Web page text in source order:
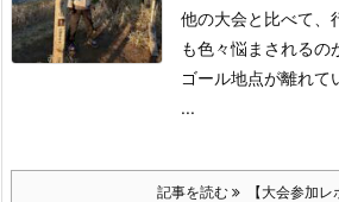
他の大会と比べて、
も色々悩まされるの
ゴール地点が離れて
...
記事を読む 【大会参加レ